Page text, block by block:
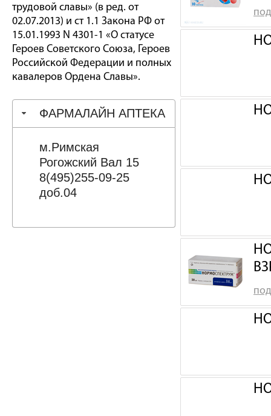
трудовой славы» (в ред. от
02.07.2013) и ст 1.1 Закона РФ от
15.01.1993 N 4301-1 «О статусе
Героев Советского Союза, Героев
Российской Федерации и полных
кавалеров Ордена Славы».
ФАРМАЛАЙН АПТЕКА
м.Римская
Рогожский Вал 15
8(495)255-09-25
доб.04